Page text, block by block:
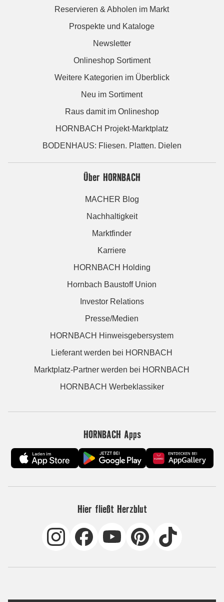
Reservieren & Abholen im Markt
Prospekte und Kataloge
Newsletter
Onlineshop Sortiment
Weitere Kategorien im Überblick
Neu im Sortiment
Raus damit im Onlineshop
HORNBACH Projekt-Marktplatz
BODENHAUS: Fliesen. Platten. Dielen
Über HORNBACH
MACHER Blog
Nachhaltigkeit
Marktfinder
Karriere
HORNBACH Holding
Hornbach Baustoff Union
Investor Relations
Presse/Medien
HORNBACH Hinweisgebersystem
Lieferant werden bei HORNBACH
Marktplatz-Partner werden bei HORNBACH
HORNBACH Werbeklassiker
HORNBACH Apps
Hier fließt Herzblut